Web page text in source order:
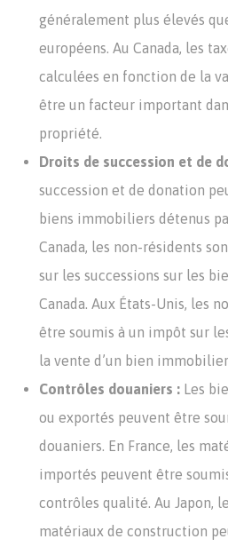
généralement plus élevés
européens. Au Canada, les
calculées en fonction de la
être un facteur important
propriété.
Droits de succession et de
succession et de donation
biens immobiliers détenus
Canada, les non-résidents
sur les successions sur les
Canada. Aux États-Unis, les
être soumis à un impôt sur
la vente d’un bien
Contrôles douaniers : Les
ou exportés peuvent être
douaniers. En France, les
importés peuvent être
contrôles qualité. Au Japon,
matériaux de construction